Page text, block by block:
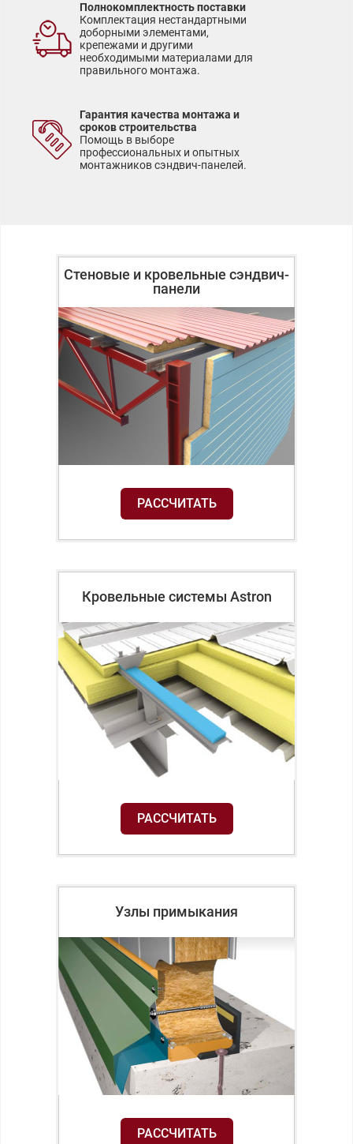
Полнокомплектность поставки
Комплектация нестандартными
доборными элементами,
крепежами и другими
необходимыми материалами для
правильного монтажа.
Гарантия качества монтажа и
сроков строительства
Помощь в выборе
профессиональных и опытных
монтажников сэндвич-панелей.
Стеновые и кровельные сэндвич-
панели
РАССЧИТАТЬ
Кровельные системы Astron
РАССЧИТАТЬ
Узлы примыкания
РАССЧИТАТЬ